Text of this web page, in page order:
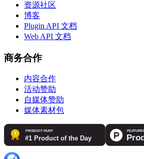
资源社区
博客
Plugin API 文档
Web API 文档
商务合作
内容合作
活动赞助
自媒体赞助
媒体素材包